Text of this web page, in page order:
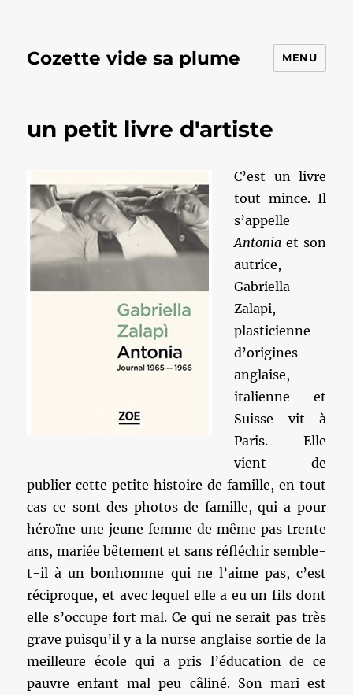
Cozette vide sa plume MENU
un petit livre d'artiste
C’est un livre
tout mince. Il
s’appelle
Antonia et son
autrice,
Gabriella
Zalapi,
plasticienne
d’origines
anglaise,
italienne et
Suisse vit à
Paris. Elle
vient de
publier cette petite histoire de famille, en tout
cas ce sont des photos de famille, qui a pour
héroïne une jeune femme de même pas trente
ans, mariée bêtement et sans réfléchir semble-
t-il à un bonhomme qui ne l’aime pas, c’est
réciproque, et avec lequel elle a eu un fils dont
elle s’occupe fort mal. Ce qui ne serait pas très
grave puisqu’il y a la nurse anglaise sortie de la
meilleure école qui a pris l’éducation de ce
pauvre enfant mal peu câliné. Son mari est